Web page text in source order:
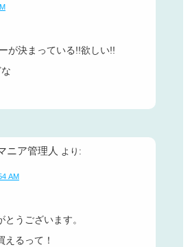
が決まっている!!欲しい!!
ニア管理人 より:
AM
とうございます。
えるって！